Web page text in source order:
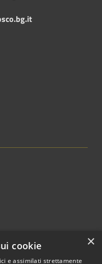
×
cookie
e assimilati strettamente